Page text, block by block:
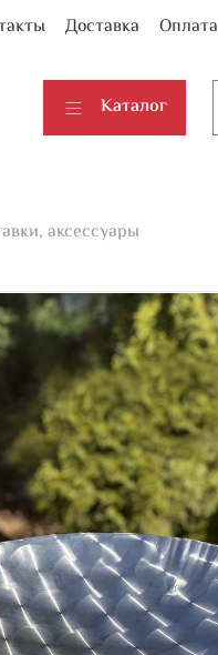
Доставка Оплата
Каталог
аксессуары